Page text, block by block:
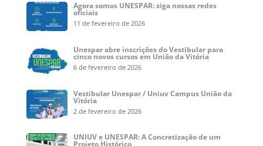
Agora somos UNESPAR: siga nossas redes
oficiais
11 de fevereiro de 2026
Unespar abre inscrições do Vestibular para
cinco novos cursos em União da Vitória
6 de fevereiro de 2026
Vestibular Unespar / Uniuv Campus União da
Vitória
2 de fevereiro de 2026
UNIUV e UNESPAR: A Concretização de um